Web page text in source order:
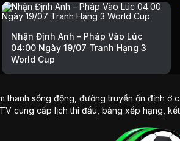
Nhận Định Anh – Pháp Vào Lúc
04:00 Ngày 19/07 Tranh Hạng 3
World Cup
sống động, đường truyền ổn định ở
cung cấp lịch thi đấu, bảng xếp hạng,